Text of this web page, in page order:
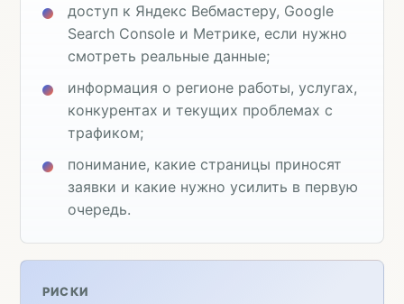
доступ к Яндекс Вебмастеру, Google
Search Console и Метрике, если нужно
смотреть реальные данные;
информация о регионе работы, услугах,
конкурентах и текущих проблемах с
трафиком;
понимание, какие страницы приносят
заявки и какие нужно усилить в первую
очередь.
РИСКИ